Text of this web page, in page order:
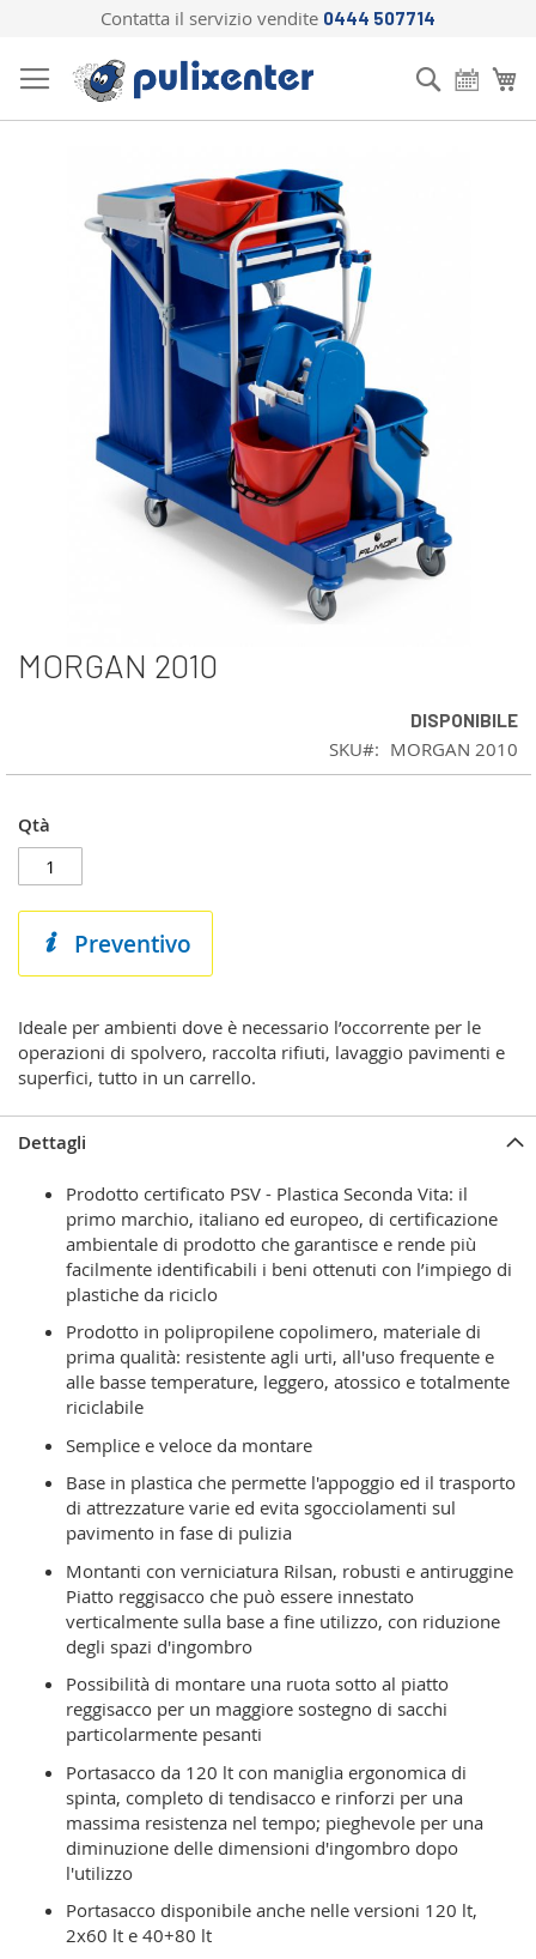
Contatta il servizio vendite 0444 507714
al
contenuto
Cerca
MORGAN 2010
DISPONIBILE
SKU MORGAN 2010
Qtà
Preventivo
Ideale per ambienti dove è necessario l’occorrente per le
operazioni di spolvero, raccolta rifiuti, lavaggio pavimenti e
superfici, tutto in un carrello.
Vai
all'inizio
immagini
Dettagli
Prodotto certificato PSV - Plastica Seconda Vita: il
primo marchio, italiano ed europeo, di certificazione
ambientale di prodotto che garantisce e rende più
facilmente identificabili i beni ottenuti con l’impiego di
plastiche da riciclo
Prodotto in polipropilene copolimero, materiale di
prima qualità: resistente agli urti, all'uso frequente e
alle basse temperature, leggero, atossico e totalmente
riciclabile
Semplice e veloce da montare
Base in plastica che permette l'appoggio ed il trasporto
di attrezzature varie ed evita sgocciolamenti sul
pavimento in fase di pulizia
Montanti con verniciatura Rilsan, robusti e antiruggine
Piatto reggisacco che può essere innestato
verticalmente sulla base a fine utilizzo, con riduzione
degli spazi d'ingombro
Possibilità di montare una ruota sotto al piatto
reggisacco per un maggiore sostegno di sacchi
particolarmente pesanti
Portasacco da 120 lt con maniglia ergonomica di
spinta, completo di tendisacco e rinforzi per una
massima resistenza nel tempo; pieghevole per una
diminuzione delle dimensioni d'ingombro dopo
l'utilizzo
Portasacco disponibile anche nelle versioni 120 lt,
2x60 lt e 40+80 lt